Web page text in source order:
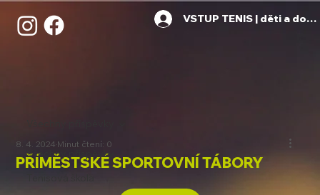
VSTUP TENIS | děti a
Všechny příspěvky
PŘÍMĚSTSKÉ SPORTOVNÍ TÁBORY
8. 4. 2024 Minut čtení: 0